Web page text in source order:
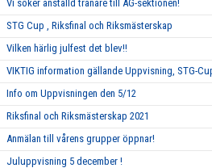
Vi söker anställd tränare till AG-sektionen!
STG Cup , Riksfinal och Riksmästerskap
Vilken härlig julfest det blev!!
VIKTIG information gällande Uppvisning, STG-
Info om Uppvisningen den 5/12
Riksfinal och Riksmästerskap 2021
Anmälan till vårens grupper öppnar!
Juluppvisning 5 december !